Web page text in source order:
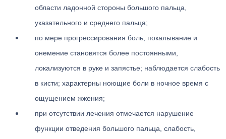
области ладонной стороны большого пальца,
указательного и среднего пальца;
по мере прогрессирования боль, покалывание и
онемение становятся более постоянными,
локализуются в руке и запястье; наблюдается слабость
в кисти; характерны ноющие боли в ночное время с
ощущением жжения;
при отсутствии лечения отмечается нарушение
функции отведения большого пальца, слабость,